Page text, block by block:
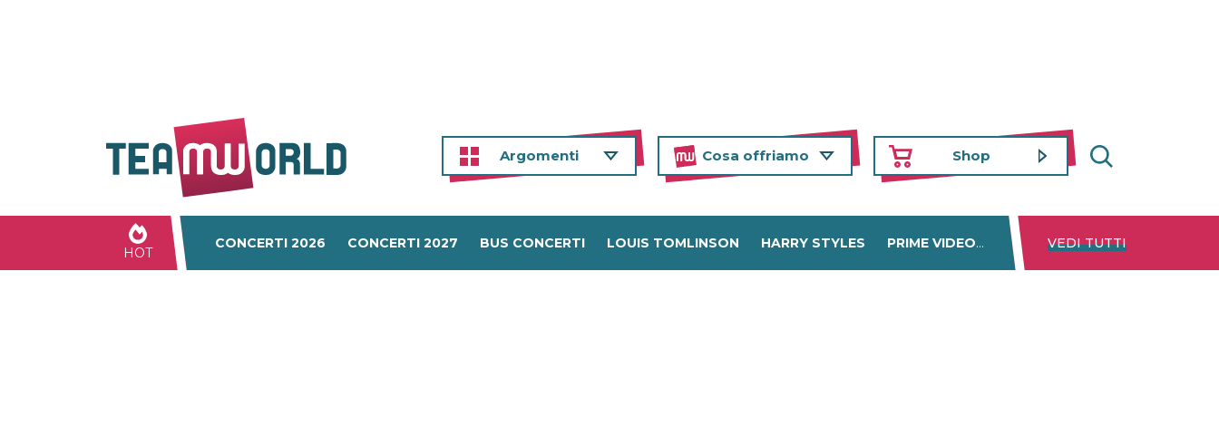
Argomenti Cosa offriamo Shop
HOT
CONCERTI 2026 CONCERTI 2027 BUS CONCERTI LOUIS TOMLINSON HARRY STYLES PRIME VIDEO DISNEY+ NETFLIX
VEDI TUTTI